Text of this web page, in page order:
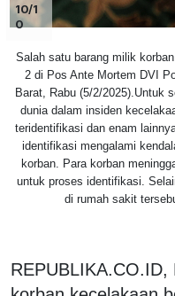
10/1
0
Salah satu barang milik
2 di Pos Ante Mortem DVI
Barat, Rabu (5/2/2025).Untuk
dunia dalam insiden
teridentifikasi dan enam
identifikasi mengalami
korban. Para korban
untuk proses identifikasi.
di rumah sakit